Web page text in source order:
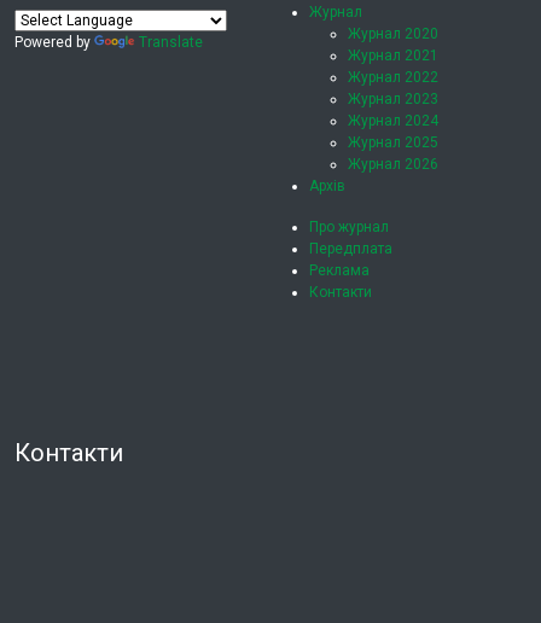
Powered by Translate
Журнал
Журнал 2020
Журнал 2021
Журнал 2022
Журнал 2023
Журнал 2024
Журнал 2025
Журнал 2026
Архів
Про журнал
Передплата
Реклама
Контакти
Контакти